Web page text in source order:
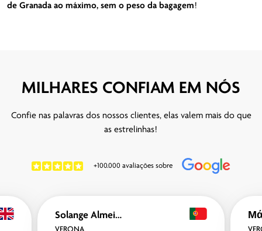
de Granada ao máximo, sem o peso da bagagem!
MILHARES CONFIAM EM NÓS
Confie nas palavras dos nossos clientes, elas valem mais do que
as estrelinhas!
+100.000 avaliações sobre
Solange Almeida